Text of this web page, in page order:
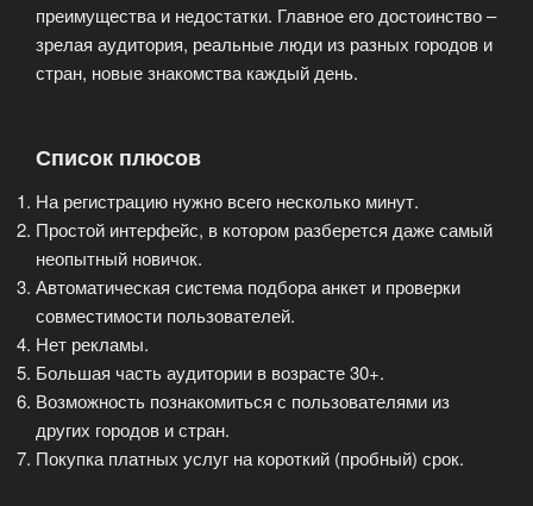
преимущества и недостатки. Главное его достоинство –
зрелая аудитория, реальные люди из разных городов и
стран, новые знакомства каждый день.
Список плюсов
На регистрацию нужно всего несколько минут.
Простой интерфейс, в котором разберется даже самый
неопытный новичок.
Автоматическая система подбора анкет и проверки
совместимости пользователей.
Нет рекламы.
Большая часть аудитории в возрасте 30+.
Возможность познакомиться с пользователями из
других городов и стран.
Покупка платных услуг на короткий (пробный) срок.